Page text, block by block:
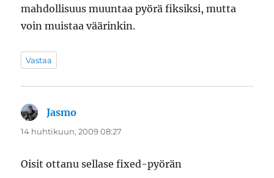
mahdollisuus muuntaa pyörä fiksiksi, mutta
voin muistaa väärinkin.
Vastaa
Jasmo
14 huhtikuun, 2009 08:27
Oisit ottanu sellase fixed-pyörän